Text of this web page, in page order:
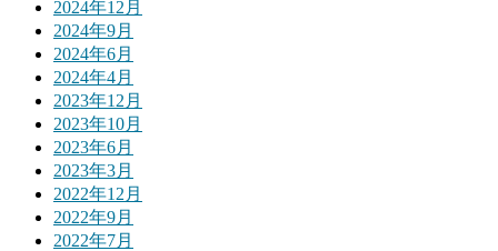
2024年12月
2024年9月
2024年6月
2024年4月
2023年12月
2023年10月
2023年6月
2023年3月
2022年12月
2022年9月
2022年7月